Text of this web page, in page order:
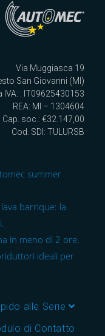
Via Muggiasca 19
San Giovanni (MI)
IVA: : IT09625430153
REA: MI – 1304604
Cap. soc.: €32.147,00
Cod. SDI: TULURSB
summer
barrique: la
in meno di 2 ore.
ideali per
alle Serie
di Contatto